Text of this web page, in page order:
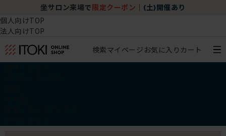
坐サロン来場で 限定クーポン (土)開催あり
個人向けTOP
法人向けTOP
検索マイページ お気に入り カート